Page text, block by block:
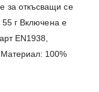
за откъсващи се
55 г Включена е
EN1938,
100%